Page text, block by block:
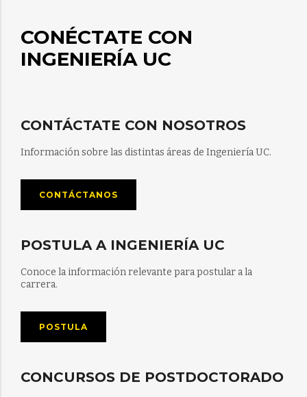
CONÉCTATE CON
INGENIERÍA UC
CONTÁCTATE CON NOSOTROS
Información sobre las distintas áreas de Ingeniería UC.
CONTÁCTANOS
POSTULA A INGENIERÍA UC
Conoce la información relevante para postular a la
carrera.
POSTULA
CONCURSOS DE POSTDOCTORADO